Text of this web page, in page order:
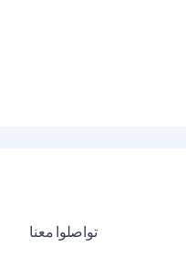
تواصلوا معنا